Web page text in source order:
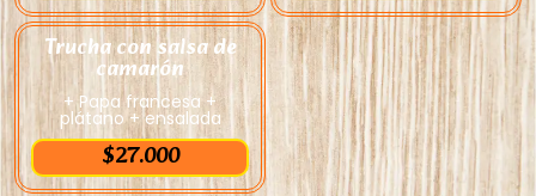
Trucha con salsa de
camarón
+ Papa francesa +
plátano + ensalada
$27.000